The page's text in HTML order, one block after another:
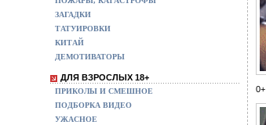
ЗАГАДКИ
ТАТУИРОВКИ
КИТАЙ
ДЕМОТИВАТОРЫ
ДЛЯ ВЗРОСЛЫХ 18+
ПРИКОЛЫ И СМЕШНОЕ
ПОДБОРКА ВИДЕО
УЖАСНОЕ
0+